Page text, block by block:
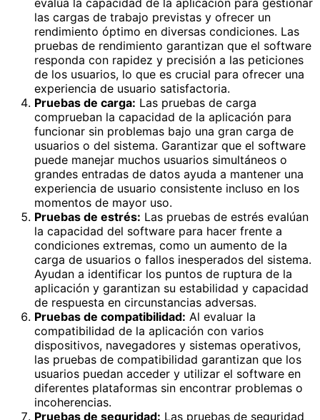
evalúa la capacidad de la aplicación para gestionar
las cargas de trabajo previstas y ofrecer un
rendimiento óptimo en diversas condiciones. Las
pruebas de rendimiento garantizan que el software
responda con rapidez y precisión a las peticiones
de los usuarios, lo que es crucial para ofrecer una
experiencia de usuario satisfactoria.
Pruebas de carga: Las pruebas de carga
comprueban la capacidad de la aplicación para
funcionar sin problemas bajo una gran carga de
usuarios o del sistema. Garantizar que el software
puede manejar muchos usuarios simultáneos o
grandes entradas de datos ayuda a mantener una
experiencia de usuario consistente incluso en los
momentos de mayor uso.
Pruebas de estrés: Las pruebas de estrés evalúan
la capacidad del software para hacer frente a
condiciones extremas, como un aumento de la
carga de usuarios o fallos inesperados del sistema.
Ayudan a identificar los puntos de ruptura de la
aplicación y garantizan su estabilidad y capacidad
de respuesta en circunstancias adversas.
Pruebas de compatibilidad: Al evaluar la
compatibilidad de la aplicación con varios
dispositivos, navegadores y sistemas operativos,
las pruebas de compatibilidad garantizan que los
usuarios puedan acceder y utilizar el software en
diferentes plataformas sin encontrar problemas o
incoherencias.
Pruebas de seguridad: Las pruebas de seguridad